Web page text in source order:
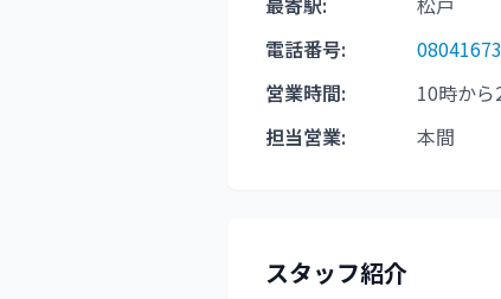
電話番号:
営業時間:
10時か
担当営業:
本間
スタッフ紹介